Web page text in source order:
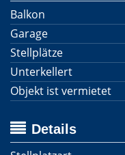
Balkon
Garage
Stellplätze
Unterkellert
Objekt ist vermietet
Details